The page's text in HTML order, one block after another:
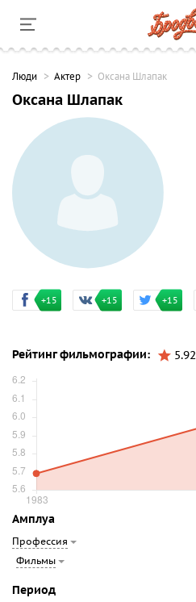
Люди Актер Оксана Шлапак
Оксана Шлапак
+15 +15 +15
Рейтинг фильмографии:
Амплуа
Профессия
Фильмы
Период